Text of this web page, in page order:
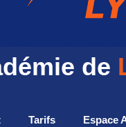
de
Tarifs Espace